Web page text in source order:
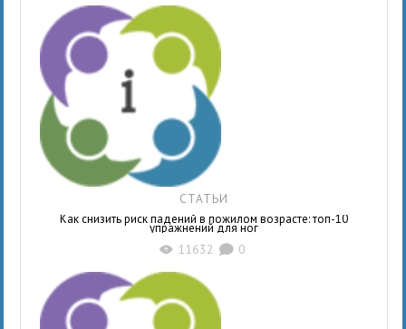
СТАТЬИ
Как снизить риск падений в пожилом возрасте: топ-10
упражнений для ног
X 11632 K 0